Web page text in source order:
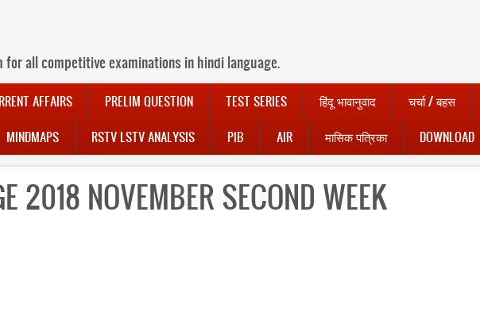
for all competitive examinations in hindi language.
AFFAIRS PRELIM QUESTION TEST SERIES हिंदू भावानुवाद चर्चा / बहस
MINDMAPS RSTV LSTV ANALYSIS PIB AIR मासिक पत्रिका DOWNLOAD
2018 NOVEMBER SECOND WEEK